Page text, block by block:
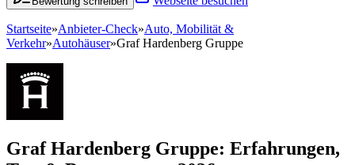
Startseite»Anbieter-Check»Auto, Mobilität &
Verkehr»Autohäuser»Graf Hardenberg Gruppe
Graf Hardenberg Gruppe: Erfahrungen,